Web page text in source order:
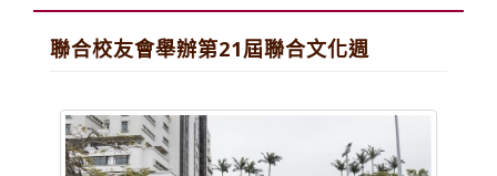
聯合校友會舉辦第21屆聯合文化週